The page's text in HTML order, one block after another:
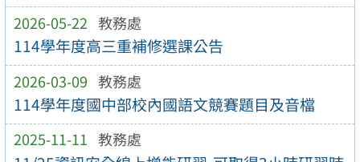
2026-05-22 教務處
114學年度高三重補修選課公告
2026-03-09 教務處
114學年度國中部校內國語文競賽題目及音檔
2025-11-11 教務處